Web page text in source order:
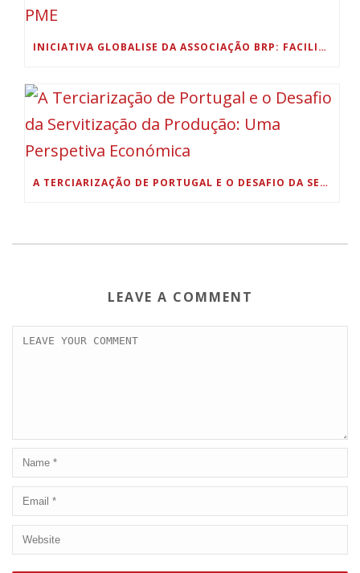
INICIATIVA GLOBALISE DA ASSOCIAÇÃO BRP: FACILITAR A EXPANSÃO INTERNACIONAL DAS PME
A TERCIARIZAÇÃO DE PORTUGAL E O DESAFIO DA SERVITIZAÇÃO DA PRODUÇÃO: UMA PERSPETIVA ECONÓMICA
LEAVE A COMMENT